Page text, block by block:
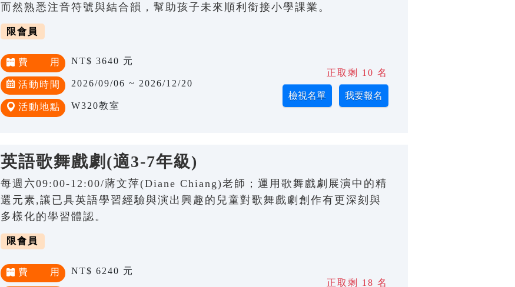
而然熟悉注音符號與結合韻，幫助孩子未來順利銜接小學課業。
限會員
費 用 NT$ 3640 元
活動時間 2026/09/06 ~ 2026/12/20
活動地點 W320教室
正取剩 10 名
英語歌舞戲劇(適3-7年級)
每週六09:00-12:00/蔣文萍(Diane Chiang)老師；運用歌舞戲劇展演中的精
選元素,讓已具英語學習經驗與演出興趣的兒童對歌舞戲劇創作有更深刻與
多樣化的學習體認。
限會員
費 用
NT$ 6240 元
正取剩 18 名